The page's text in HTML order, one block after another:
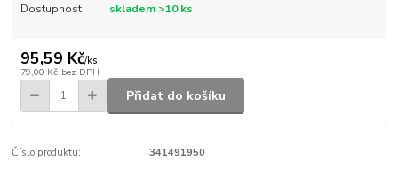
Dostupnost skladem >10 ks
95,59 Kč/ks
79,00 Kč bez DPH
Přidat do košíku
Číslo produktu: 341491950